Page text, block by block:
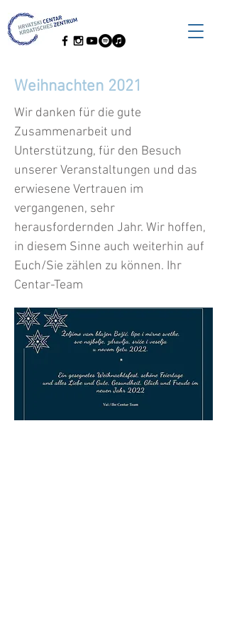
Weihnachten 2021
Wir danken für die gute
Zusammenarbeit und
Unterstützung, für den Besuch
unserer Veranstaltungen und das
erwiesene Vertrauen im
vergangenen, sehr
herausfordernden Jahr. Wir hoffen,
in diesem Sinne auch weiterhin auf
Euch/Sie zählen zu können. Ihr
Centar-Team